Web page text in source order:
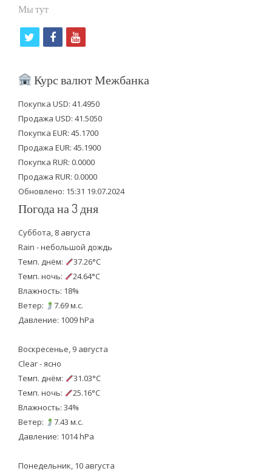
Мы тут
i
t
e
r
f
c
b
o
o
k
y
u
u
b
e
Курс валют Межбанка
Покупка USD: 41.4950
Продажа USD: 41.5050
Покупка EUR: 45.1700
Продажа EUR: 45.1900
Покупка RUR: 0.0000
Продажа RUR: 0.0000
Обновлено: 15:31 19.07.2024
Погода на 3 дня
Суббота, 8 августа
Rain - небольшой дождь
Темп. днём:
37.26°C
Темп. ночь:
24.64°C
Влажность: 18%
Ветер:
7.69 м.с.
Давление: 1009 hPa
Воскресенье, 9 августа
Clear - ясно
Темп. днём:
31.03°C
Темп. ночь:
25.16°C
Влажность: 34%
Ветер:
7.43 м.с.
Давление: 1014 hPa
Понедельник, 10 августа